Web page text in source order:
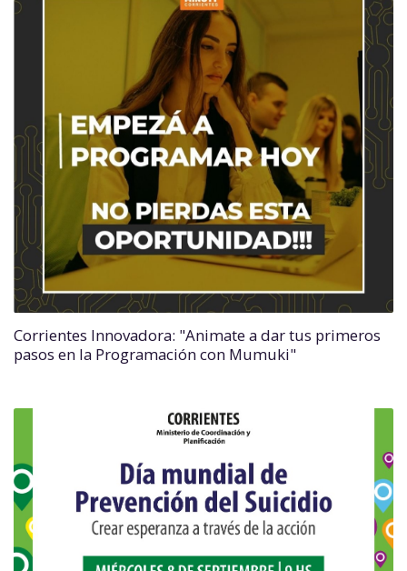
Corrientes Innovadora: "Animate a dar tus primeros
pasos en la Programación con Mumuki"